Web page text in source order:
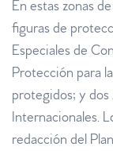
En estas zonas
figuras de
Especiales de
Protección para
protegidos; y
Internacionales.
redacción del